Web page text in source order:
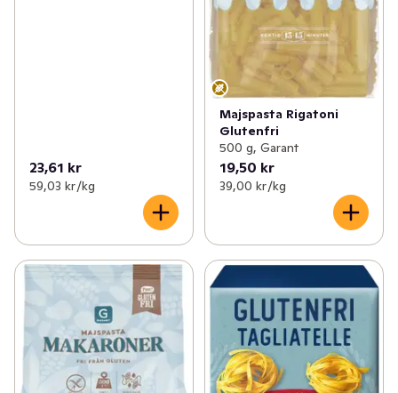
23,61 kr
59,03 kr /kg
Majspasta Rigatoni
Glutenfri
500 g, Garant
19,50 kr
39,00 kr /kg